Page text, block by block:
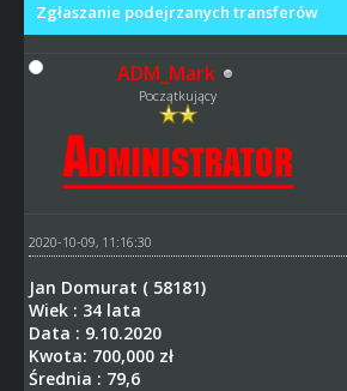
Zgłaszanie podejrzanych transferów
ADM_Mark
Początkujący
2020-10-09, 11:16:30
Jan Domurat ( 58181)
Wiek : 34 lata
Data : 9.10.2020
Kwota: 700,000 zł
Średnia : 79,6